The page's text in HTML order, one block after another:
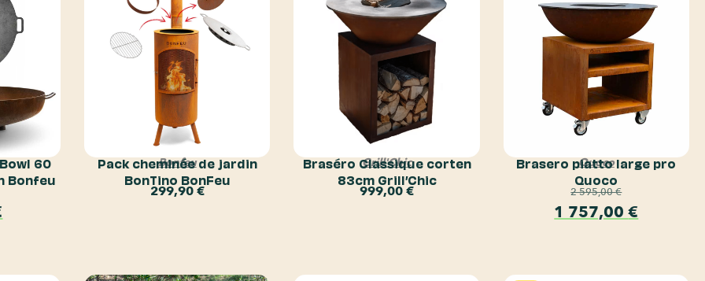
60
Bonfeu
Bonfeu
Pack cheminée de jardin
BonTino BonFeu
299,90€
Grill'Chic
Braséro Classique corten
83cm Grill’Chic
999,00€
Quoco
Brasero piatto large pro
Quoco
2 595,00€
1 757,00€